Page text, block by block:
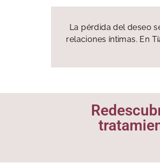
La pérdida del deseo
relaciones íntimas. En